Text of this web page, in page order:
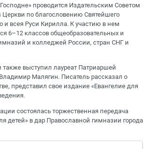
проводится Издательским Советом
Церкви по благословению Святейшего
и всея Руси Кирилла. К участию в нем
6–12 классов общеобразовательных и
и колледжей России, стран СНГ и
также выступил лауреат Патриаршей
Малягин. Писатель рассказал о
представил свое издание «Евангелие для
состоялась торжественная передача
детей» в дар Православной гимназии города